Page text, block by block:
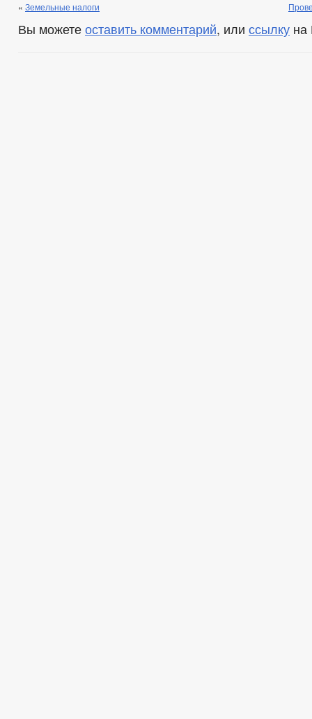
« Земельные налоги
Вы можете оставить комментарий, или ссылку на